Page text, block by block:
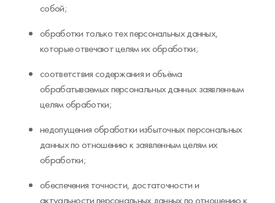
собой;
обработки только тех персональных данных,
которые отвечают целям их обработки;
соответствия содержания и объёма
обрабатываемых персональных данных заявленным
целям обработки;
недопущения обработки избыточных персональных
данных по отношению к заявленным целям их
обработки;
обеспечения точности, достаточности и
актуальности персональных данных по отношению к